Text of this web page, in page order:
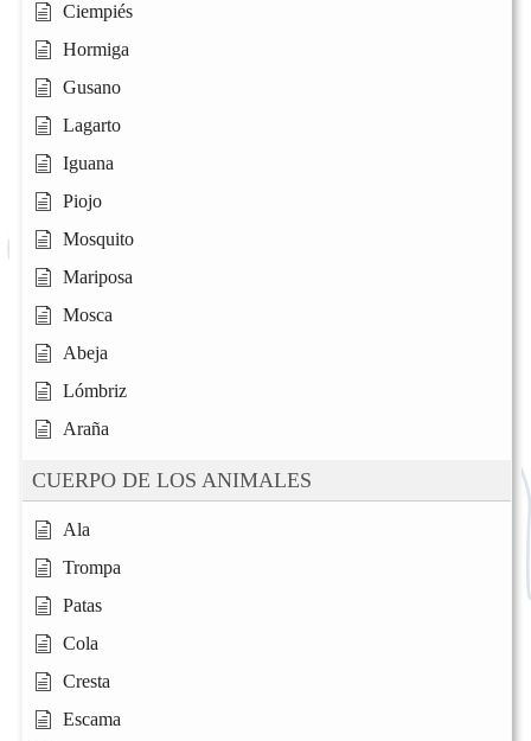
Ciempiés
Hormiga
Gusano
Lagarto
Iguana
Piojo
Mosquito
Mariposa
Mosca
Abeja
Lómbriz
Araña
CUERPO DE LOS ANIMALES
Ala
Trompa
Patas
Cola
Cresta
Escama